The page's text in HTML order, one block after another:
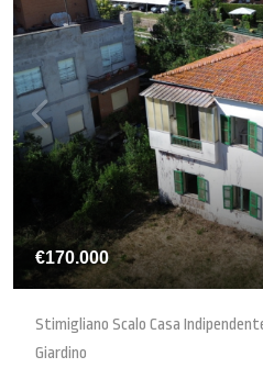
€170.000
Stimigliano Scalo Casa
Giardino